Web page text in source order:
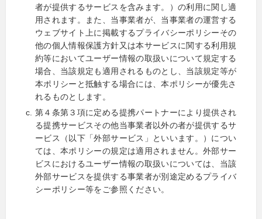
者が提供するサービスを含みます。）の利用に関し適
用されます。また、当事業者が、当事業者の運営する
ウェブサイト上に掲載するプライバシーポリシーその
他の個人情報保護方針又は本サービスに関する利用規
約等においてユーザー情報の取扱いについて規定する
場合、当該規定も適用されるものとし、当該規定等が
本ポリシーと抵触する場合には、本ポリシーが優先さ
れるものとします。
第４条第３項に定める提携パートナーにより提供され
る提携サービスその他当事業者以外の者が提供するサ
ービス（以下「外部サービス」といいます。）につい
ては、本ポリシーの規定は適用されません。外部サー
ビスにおけるユーザー情報の取扱いについては、当該
外部サービスを提供する事業者が別途定めるプライバ
シーポリシー等をご参照ください。